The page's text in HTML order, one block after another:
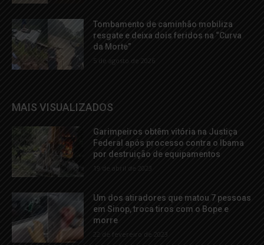
Tombamento de caminhão mobiliza
resgate e deixa dois feridos na “Curva
da Morte”
5 de agosto de 2026
MAIS VISUALIZADOS
Garimpeiros obtêm vitória na Justiça
Federal após processo contra o Ibama
por destruição de equipamentos
19 de abril de 2023
Um dos atiradores que matou 7 pessoas
em Sinop, troca tiros com o Bope e
morre
22 de fevereiro de 2023